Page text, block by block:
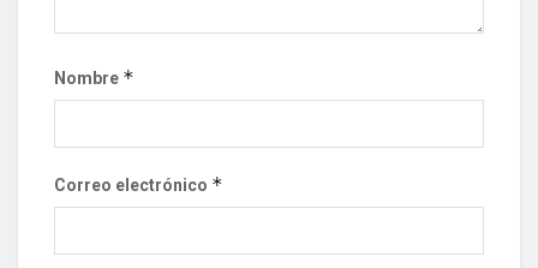
Nombre *
Correo electrónico *